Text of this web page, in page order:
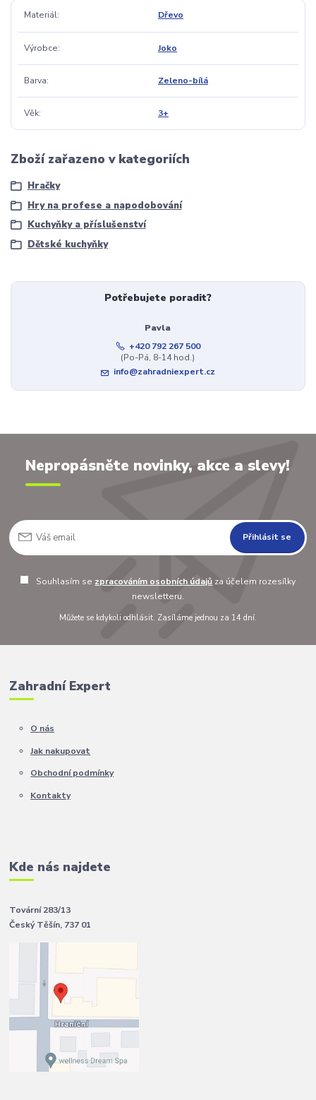
Materiál Dřevo
Výrobce Joko
Barva Zeleno-bílá
Věk 3+
Zboží zařazeno v kategoriích
Hračky
Hry na profese a napodobování
Kuchyňky a příslušenství
Dětské kuchyňky
Potřebujete poradit?
Pavla
+420 792 267 500
(Po-Pá, 8-14 hod.)
info@zahradniexpert.cz
Nepropásněte novinky, akce a slevy!
Přihlásit se
Souhlasím se zpracováním osobních údajů za účelem rozesílky
newsletteru.
Můžete se kdykoli odhlásit. Zasíláme jednou za 14 dní.
Zahradní Expert
O nás
Jak nakupovat
Obchodní podmínky
Kontakty
Kde nás najdete
Tovární 283/13
Český Těšín, 737 01